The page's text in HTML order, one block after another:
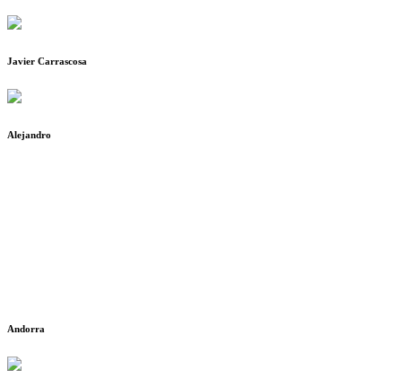
Javier Carrascosa
Alejandro
Andorra